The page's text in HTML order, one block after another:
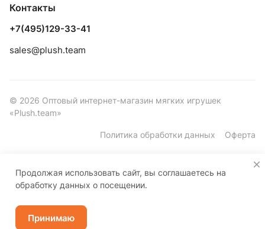
Контакты
+7(495)129-33-41
sales@plush.team
© 2026 Оптовый интернет-магазин мягких игрушек
«Plush.team»
Политика обработки данных Оферта
Каталог Корзина
Продолжая использовать сайт, вы соглашаетесь на
обработку данных о посещении.
Принимаю